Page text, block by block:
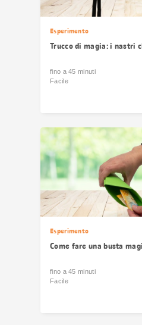
Esperimento
Trucco di magia: i nastri
fino a 45 minuti
Facile
Esperimento
Come fare una busta
fino a 45 minuti
Facile